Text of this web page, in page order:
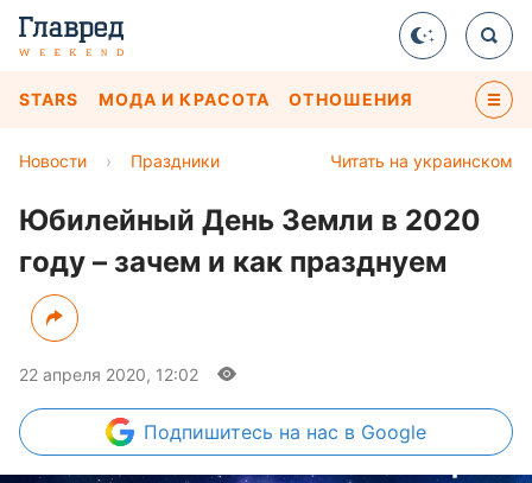
STARS МОДА И КРАСОТА ОТНОШЕНИЯ
Читать на украинском
Новости › Праздники
Юбилейный День Земли в 2020
году – зачем и как празднуем
22 апреля 2020, 12:02
Подпишитесь на нас в Google